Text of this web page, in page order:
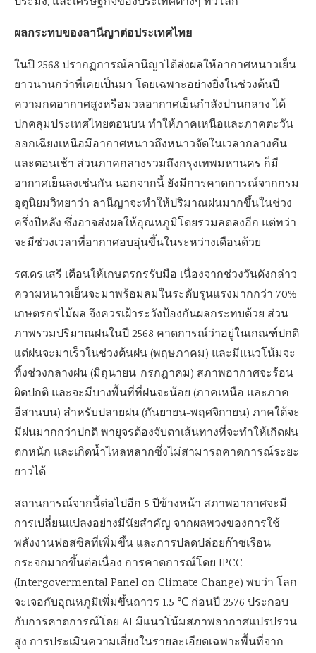
ผลกระทบของลานีญาต่อประเทศไทย
ในปี 2568 ปรากฏการณ์ลานีญาได้ส่งผลให้อากาศหนาวเย็น
ยาวนานกว่าที่เคยเป็นมา โดยเฉพาะอย่างยิ่งในช่วงต้นปี
ความกดอากาศสูงหรือมวลอากาศเย็นกำลังปานกลาง ได้
ปกคลุมประเทศไทยตอนบน ทำให้ภาคเหนือและภาคตะวัน
ออกเฉียงเหนือมีอากาศหนาวถึงหนาวจัดในเวลากลางคืน
และตอนเช้า ส่วนภาคกลางรวมถึงกรุงเทพมหานคร ก็มี
อากาศเย็นลงเช่นกัน นอกจากนี้ ยังมีการคาดการณ์จากกรม
อุตุนิยมวิทยาว่า ลานีญาจะทำให้ปริมาณฝนมากขึ้นในช่วง
ครึ่งปีหลัง ซึ่งอาจส่งผลให้อุณหภูมิโดยรวมลดลงอีก แต่ทว่า
จะมีช่วงเวลาที่อากาศอบอุ่นขึ้นในระหว่างเดือนด้วย
รศ.ดร.เสรี เตือนให้เกษตรกรรับมือ เนื่องจากช่วงวันดังกล่าว
ความหนาวเย็นจะมาพร้อมลมในระดับรุนแรงมากกว่า 70%
เกษตรกรไม้ผล จึงควรเฝ้าระวังป้องกันผลกระทบด้วย ส่วน
ภาพรวมปริมาณฝนในปี 2568 คาดการณ์ว่าอยู่ในเกณฑ์ปกติ
แต่ฝนจะมาเร็วในช่วงต้นฝน (พฤษภาคม) และมีแนวโน้มจะ
ทิ้งช่วงกลางฝน (มิถุนายน-กรกฎาคม) สภาพอากาศจะร้อน
ผิดปกติ และจะมีบางพื้นที่ที่ฝนจะน้อย (ภาคเหนือ และภาค
อีสานบน) สำหรับปลายฝน (กันยายน-พฤศจิกายน) ภาคใต้จะ
มีฝนมากกว่าปกติ พายุจรต้องจับตาเส้นทางที่จะทำให้เกิดฝน
ตกหนัก และเกิดน้ำไหลหลากซึ่งไม่สามารถคาดการณ์ระยะ
ยาวได้
สถานการณ์จากนี้ต่อไปอีก 5 ปีข้างหน้า สภาพอากาศจะมี
การเปลี่ยนแปลงอย่างมีนัยสำคัญ จากผลพวงของการใช้
พลังงานฟอสซิลที่เพิ่มขึ้น และการปลดปล่อยก๊าซเรือน
กระจกมากขึ้นต่อเนื่อง การคาดการณ์โดย IPCC
(Intergovermental Panel on Climate Change) พบว่า โลก
จะเจอกับอุณหภูมิเพิ่มขึ้นถาวร 1.5 ℃ ก่อนปี 2576 ประกอบ
กับการคาดการณ์โดย AI มีแนวโน้มสภาพอากาศแปรปรวน
สูง การประเมินความเสี่ยงในรายละเอียดเฉพาะพื้นที่จาก